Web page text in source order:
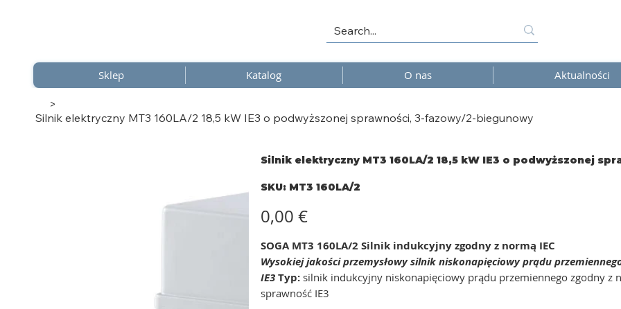
Sklep Katalog O nas Aktualności
>
Silnik elektryczny MT3 160LA/2 18,5 kW IE3 o podwyższonej sprawności, 3-fazowy/2-biegunowy
Silnik elektryczny MT3 160LA/2 18,5 kW IE3 o podwyższonej
SKU: SKU
MT3
MT3 160LA/2
0,00 €
SOGA MT3 160LA/2 Silnik indukcyjny zgodny z normą IEC
Wysokiej jakości przemysłowy silnik niskonapięciowy prądu
IE3Typ: silnik indukcyjny niskonapięciowy prądu przemiennego zgodny z
sprawność IE3